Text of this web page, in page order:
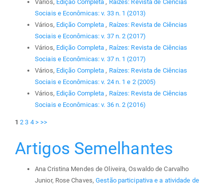
Vários, Edição Completa, Raízes: Revista de Ciências
Sociais e Econômicas: v. 33 n. 1 (2013)
Vários, Edição Completa, Raízes: Revista de Ciências
Sociais e Econômicas: v. 37 n. 2 (2017)
Vários, Edição Completa, Raízes: Revista de Ciências
Sociais e Econômicas: v. 37 n. 1 (2017)
Vários, Edição Completa, Raízes: Revista de Ciências
Sociais e Econômicas: v. 24 n. 1 e 2 (2005)
Vários, Edição Completa, Raízes: Revista de Ciências
Sociais e Econômicas: v. 36 n. 2 (2016)
1 2 3 4 > >>
Artigos Semelhantes
Ana Cristina Mendes de Oliveira, Oswaldo de Carvalho
Junior, Rose Chaves,Gestão participativa e a atividade de